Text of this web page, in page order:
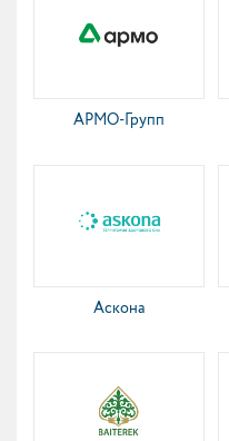
АРМО-Групп
Аскона